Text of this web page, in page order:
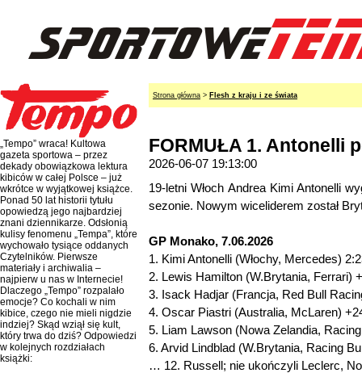
„Tempo” wraca! Kultowa
gazeta sportowa – przez
dekady obowiązkowa lektura
kibiców w całej Polsce – już
wkrótce w wyjątkowej książce.
Ponad 50 lat historii tytułu
opowiedzą jego najbardziej
znani dziennikarze. Odsłonią
kulisy fenomenu „Tempa”, które
wychowało tysiące oddanych
Czytelników. Pierwsze
materiały i archiwalia –
najpierw u nas w Internecie!
Dlaczego „Tempo” rozpalało
emocje? Co kochali w nim
kibice, czego nie mieli nigdzie
indziej? Skąd wziął się kult,
który trwa do dziś? Odpowiedzi
w kolejnych rozdziałach
książki:
Strona główna > Flesh z kraju i ze świata
FORMUŁA 1. Antonelli
2026-06-07 19:13:00
19-letni Włoch Andrea Kimi Antonelli
sezonie. Nowym wiceliderem został
GP Monako, 7.06.2026
1. Kimi Antonelli (Włochy, Mercedes)
2. Lewis Hamilton (W.Brytania, Ferrari)
3. Isack Hadjar (Francja, Red Bull
4. Oscar Piastri (Australia, McLaren)
5. Liam Lawson (Nowa Zelandia,
6. Arvid Lindblad (W.Brytania, Racing
… 12. Russell; nie ukończyli Leclerc,